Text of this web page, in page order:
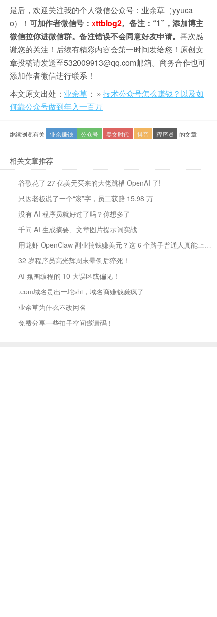
最后，欢迎关注我的个人微信公众号：业余草（yyuca
o）！ 可加作者微信号： xttblog2。备注：“1”，添加博主
微信拉你进微信群。备注错误不会同意好友申请。 再次感
谢您的关注！后续有精彩内容会第一时间发给您！原创文
章投稿请发送至532009913@qq.com邮箱。商务合作也可
添加作者微信进行联系！
本文原文出处： 业余草 ： » 技术公众号怎么赚钱？以及如
何靠公众号做到年入一百万
继续浏览有关 业余赚钱 公众号 卖文时代 抖音 程序员 的文章
相关文章推荐
谷歌花了 27 亿美元买来的大佬跳槽 OpenAI 了!
只因老板说了一个“滚”字，员工获赔 15.98 万
没有 AI 程序员就好过了吗？你想多了
千问 AI 生成摘要、文章图片提示词实战
用龙虾 OpenClaw 副业搞钱赚美元？这 6 个路子普通人真能上手
32 岁程序员高光辉周末晕倒后猝死！
AI 氛围编程的 10 大误区或偏见！
.com域名贵出一坨shi，域名商赚钱赚疯了
业余草为什么不改网名
免费分享一些扣子空间邀请码！